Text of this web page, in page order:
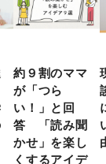
約９割のママ
が「つら
い！」と回
答 「読み聞
かせ」を楽し
くするアイデ